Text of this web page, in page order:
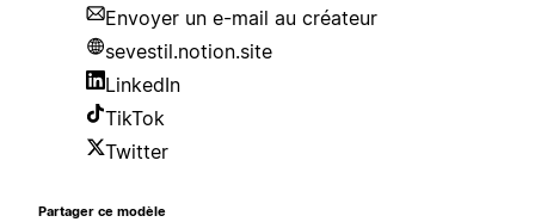
Envoyer un e-mail au créateur
sevestil.notion.site
LinkedIn
TikTok
Twitter
Partager ce modèle